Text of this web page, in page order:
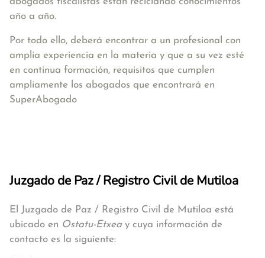
año a año.
Por todo ello, deberá encontrar a un profesional con
amplia experiencia en la materia y que a su vez esté
en continua formación, requisitos que cumplen
ampliamente los abogados que encontrará en
SuperAbogado
Juzgado de Paz / Registro Civil de Mutiloa
El Juzgado de Paz / Registro Civil de Mutiloa está
ubicado en Ostatu-Etxeay cuya información de
contacto es la siguiente: